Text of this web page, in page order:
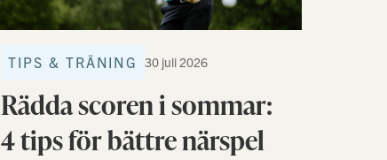
TIPS & TRÄNING 30 juli 2026
Rädda scoren i sommar:
4 tips för bättre närspel